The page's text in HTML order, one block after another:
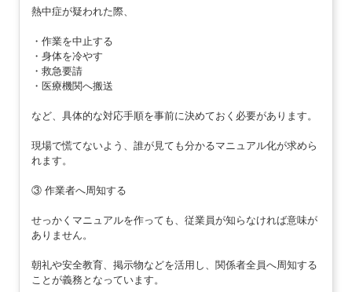
熱中症が疑われた際、
・作業を中止する
・身体を冷やす
・救急要請
・医療機関へ搬送
など、具体的な対応手順を事前に決めておく必要があります。
現場で慌てないよう、誰が見ても分かるマニュアル化が求めら
れます。
③ 作業者へ周知する
せっかくマニュアルを作っても、従業員が知らなければ意味が
ありません。
朝礼や安全教育、掲示物などを活用し、関係者全員へ周知する
ことが義務となっています。